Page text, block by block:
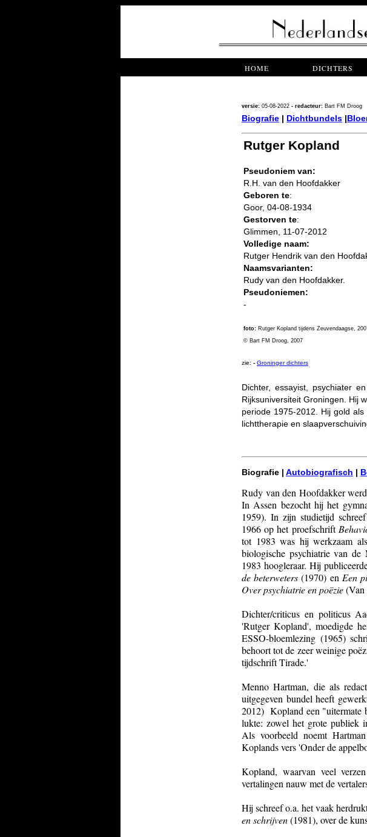
HOME DICHTERS
versie: 05-08-2022 - redacteur: Bart FM Droog
Biografie | Dichtbundels |
Rutger Kopland
Pseudoniem van:
R.H. van den Hoofdakker
Geboren te:
Goor, 04-08-1934
Gestorven te:
Glimmen, 11-07-2012
Volledige naam:
Rutger Hendrik van den
Naamsvarianten:
Rudy van den Hoofdakker.
Pseudoniemen:
-
foto: Rutger Kopland tijdens Zeuvendaagse,
© Bart FM Droog, 2007
zie: - Groninger dichters
Dichter, essayist, psychiater
Rijksuniversiteit Groningen. Hij
periode 1975-2012. Hij gold
lichttherapie en
Biografie | Autobiografisch |
Rudy van den Hoofdakker
In Assen bezocht hij het
1959). In zijn studietijd
1966 op het proefschrift
tot 1983 was hij werkzaam
biologische psychiatrie van
1983 hoogleraar. Hij
de beterweters (1970) en Een
Over psychiatrie en poëzie(Van
Dichter/criticus en politicus
'Rutger Kopland', moedigde
ESSO-bloemlezing (1965)
behoort tot de zeer weinige
tijdschrift Tirade.'
Menno Hartman, die als
uitgegeven bundel heeft
2012) Kopland een "uitermate
lukte: zowel het grote publiek
Als voorbeeld noemt
Koplands vers 'Onder de
Kopland, waarvan veel
vertalingen nauw met de
Hij schreef o.a. het vaak
en schrijven(1981), over de